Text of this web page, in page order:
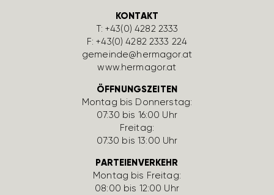
KONTAKT
T:+43(0) 4282 2333
F: +43(0) 4282 2333 224
gemeinde@hermagor.at
www.hermagor.at
ÖFFNUNGSZEITEN
Montag bis Donnerstag:
07:30 bis 16:00 Uhr
Freitag:
07:30 bis 13:00 Uhr
PARTEIENVERKEHR
Montag bis Freitag:
08:00 bis 12:00 Uhr